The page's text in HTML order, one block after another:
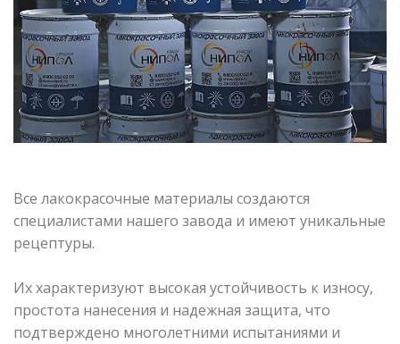
Все лакокрасочные материалы создаются
специалистами нашего завода и имеют уникальные
рецептуры.
Их характеризуют высокая устойчивость к износу,
простота нанесения и надежная защита, что
подтверждено многолетними испытаниями и